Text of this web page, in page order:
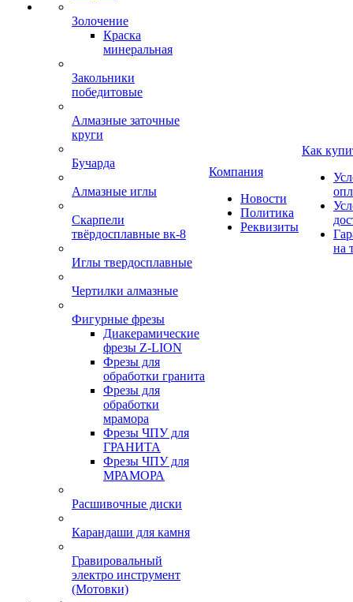
Золочение
Краска
минеральная
Закольники
победитовые
Алмазные заточные
круги
Бучарда
Алмазные иглы
Скарпели
твёрдосплавные вк-8
Иглы твердосплавные
Чертилки алмазные
Фигурные фрезы
Диакерамические
фрезы Z-LION
Фрезы для
обработки гранита
Фрезы для
обработки
мрамора
Фрезы ЧПУ для
ГРАНИТА
Фрезы ЧПУ для
МРАМОРА
Расшивочные диски
Карандаши для камня
Гравировальный
электро инструмент
(Мотовки)
Компания
Новости
Политика
Реквизиты
Как
на